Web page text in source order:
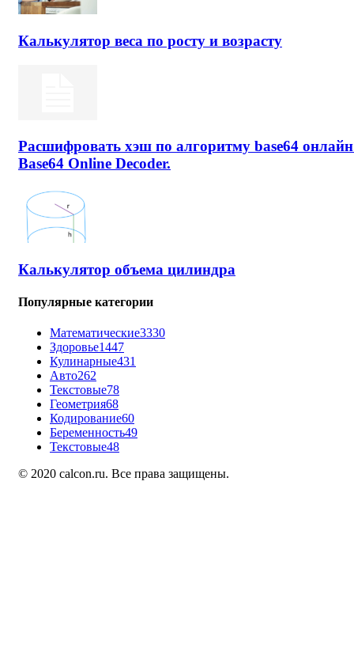
Калькулятор веса по росту и возрасту
Расшифровать хэш по алгоритму base64
Base64 Online Decoder.
Калькулятор объема цилиндра
Популярные категории
Математические3330
Здоровье1447
Кулинарные431
Авто262
Текстовые78
Геометрия68
Кодирование60
Беременность49
Текстовые48
© 2020 calcon.ru. Все права защищены.